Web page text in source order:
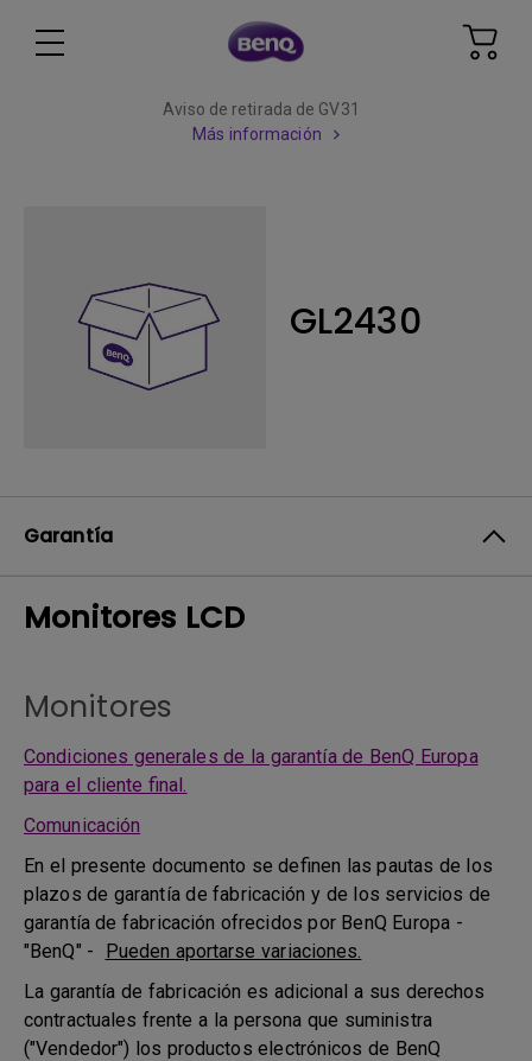
Aviso de retirada de GV31
Más información
GL2430
Garantía
Monitores LCD
Monitores
Condiciones generales de la garantía de BenQ Europa
para el cliente final.
Comunicación
En el presente documento se definen las pautas de los
plazos de garantía de fabricación y de los servicios de
garantía de fabricación ofrecidos por BenQ Europa -
"BenQ" - Pueden aportarse variaciones.
La garantía de fabricación es adicional a sus derechos
contractuales frente a la persona que suministra
("Vendedor") los productos electrónicos de BenQ